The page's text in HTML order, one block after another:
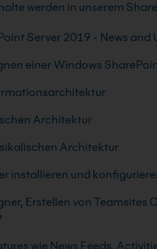
werden in unserem
Server 2019 - News and
einer Windows
Architektur
Architektur
installieren und
Erstellen von
wie News Feeds,